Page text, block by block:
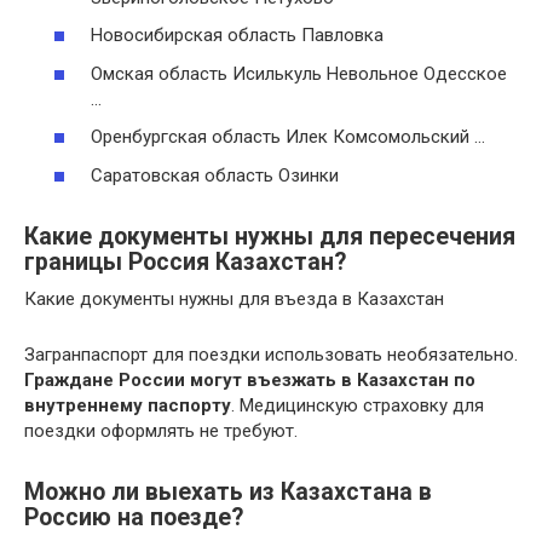
Новосибирская область Павловка
Омская область Исилькуль Невольное Одесское
…
Оренбургская область Илек Комсомольский …
Саратовская область Озинки
Какие документы нужны для пересечения
границы Россия Казахстан?
Какие документы нужны для въезда в Казахстан
Загранпаспорт для поездки использовать необязательно.
Граждане России могут въезжать в Казахстан по
внутреннему паспорту. Медицинскую страховку для
поездки оформлять не требуют.
Можно ли выехать из Казахстана в
Россию на поезде?